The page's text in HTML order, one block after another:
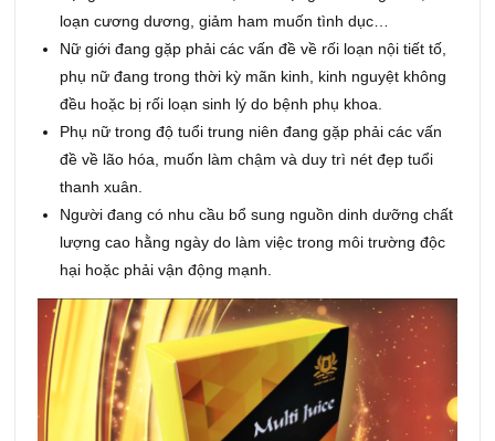
loạn cương dương, giảm ham muốn tình dục…
Nữ giới đang gặp phải các vấn đề về rối loạn nội tiết tố,
phụ nữ đang trong thời kỳ mãn kinh, kinh nguyệt không
đều hoặc bị rối loạn sinh lý do bệnh phụ khoa.
Phụ nữ trong độ tuổi trung niên đang gặp phải các vấn
đề về lão hóa, muốn làm chậm và duy trì nét đẹp tuổi
thanh xuân.
Người đang có nhu cầu bổ sung nguồn dinh dưỡng chất
lượng cao hằng ngày do làm việc trong môi trường độc
hại hoặc phải vận động mạnh.